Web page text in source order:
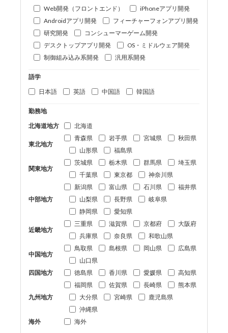
Web開発（フロントエンド）
iPhoneアプリ開発
Androidアプリ開発
フィーチャーフォンアプリ開発
研究開発
コンシューマーゲーム開発
デスクトップアプリ開発
OS・ミドルウェア開発
制御組み込み系開発
汎用系開発
語学
日本語
英語 中国語 韓国語
勤務地
北海道地方
北海道
東北地方
青森県 岩手県 宮城県
秋田県
山形県
福島県
関東地方
茨城県 栃木県 群馬県
埼玉県
千葉県
東京都 神奈川県
中部地方
新潟県 富山県 石川県
福井県
山梨県
長野県
岐阜県
静岡県
愛知県
近畿地方
三重県 滋賀県 京都府
大阪府
兵庫県
奈良県 和歌山県
中国地方
鳥取県 島根県 岡山県
広島県
山口県
四国地方
徳島県 香川県 愛媛県 高知県
九州地方
福岡県 佐賀県 長崎県
熊本県
大分県
宮崎県
鹿児島県
沖縄県
海外
海外